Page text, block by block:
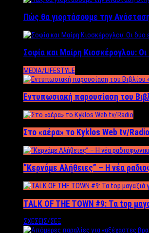
Πώς θα γιορτάσουμε την
Σοφία και Μαίρη Κιοσκέρογλου:
MEDIA/LIFESTYLE
Εντυπωσιακή παρουσίαση του
Στο «αέρα» το Kyklos Web tv/Radio
“Kερνάμε Αλήθειες” – Η νέα
TALK OF THE TOWN #9: Τα top
ΣΧΕΣΕΙΣ/ΣΕΞ